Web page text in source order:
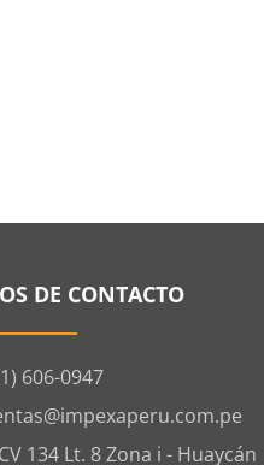
DE CONTACTO
606-0947
134 Lt. 8 Zona i - Huaycán